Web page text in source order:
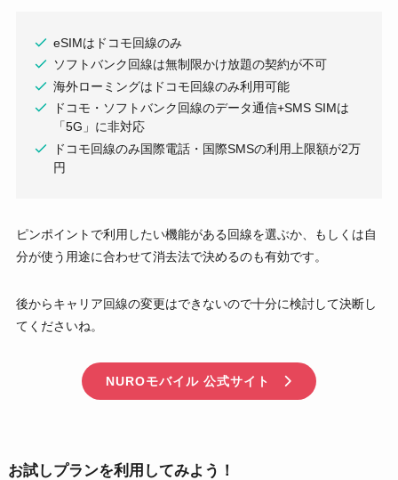
eSIMはドコモ回線のみ
ソフトバンク回線は無制限かけ放題の契約が不可
海外ローミングはドコモ回線のみ利用可能
ドコモ・ソフトバンク回線のデータ通信+SMS SIMは
「5G」に非対応
ドコモ回線のみ国際電話・国際SMSの利用上限額が2万
円
ピンポイントで利用したい機能がある回線を選ぶか、もしくは自
分が使う用途に合わせて消去法で決めるのも有効です。
後からキャリア回線の変更はできないので十分に検討して決断し
てくださいね。
NUROモバイル 公式サイト
お試しプランを利用してみよう！